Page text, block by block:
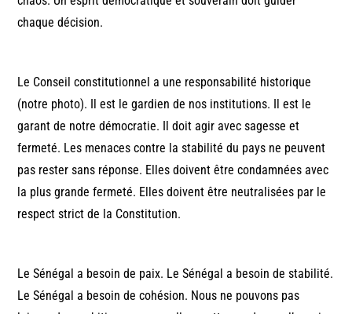
chaque décision.
Le Conseil constitutionnel a une responsabilité historique
(notre photo). Il est le gardien de nos institutions. Il est le
garant de notre démocratie. Il doit agir avec sagesse et
fermeté. Les menaces contre la stabilité du pays ne peuvent
pas rester sans réponse. Elles doivent être condamnées avec
la plus grande fermeté. Elles doivent être neutralisées par le
respect strict de la Constitution.
Le Sénégal a besoin de paix. Le Sénégal a besoin de stabilité.
Le Sénégal a besoin de cohésion. Nous ne pouvons pas